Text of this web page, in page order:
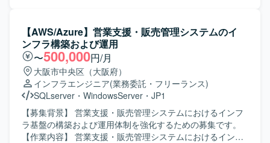
います。
ース後の不具合調査および改善対応まで一貫してご担当い
ただきます。 【求める人物像】 金融系システム特有の業務
知識をキャッチアップしながら、自ら積極的にコミュニケ
ーションを取り、周囲と協調して業務を推進していただけ
る方を求めています。課題やリスクを適切に共有し、安定
稼働に向けた改善提案ができる方ですと望ましいです。
【ポジションの魅力】 証券会社向けのFXシステムというミ
ッションクリティカルな領域で、業務知識と技術力の両面
を高めていくことができます。長期的な継続が見込まれて
おり、機能追加や改善を通じて中長期でシステム全体に関
【AWS/Azure】営業支援・販売管理システムのイ
ンフラ構築および運用
〜500,000円/月
大阪市中央区（大阪府）
インフラエンジニア(業務委託・フリーランス)
SQLserver ・ WindowsServer ・ JP1
【募集背景】 営業支援・販売管理システムにおけるインフ
ラ基盤の構築および運用体制を強化するための募集です。
【作業内容】 営業支援・販売管理システムにおけるインフ